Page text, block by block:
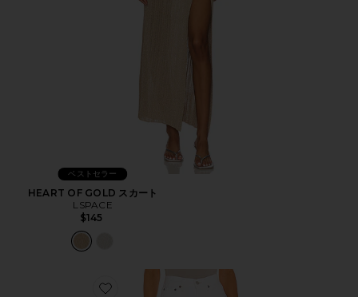
ベストセラー
HEART OF GOLD スカート
LSPACE
$145